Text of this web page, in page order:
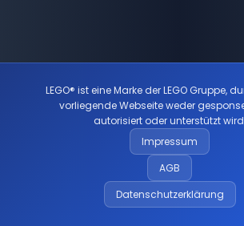
LEGO® ist eine Marke der LEGO Gruppe,
vorliegende Webseite weder
autorisiert oder unterstützt
Impressum
AGB
Datenschutzerklärung